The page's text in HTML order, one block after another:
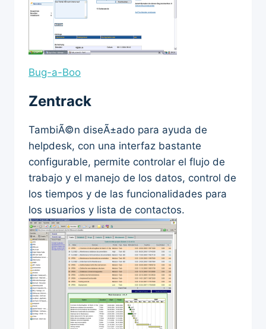
Bug-a-Boo
Zentrack
TambiÃ©n diseÃ±ado para ayuda de
helpdesk, con una interfaz bastante
configurable, permite controlar el flujo de
trabajo y el manejo de los datos, control de
los tiempos y de las funcionalidades para
los usuarios y lista de contactos.